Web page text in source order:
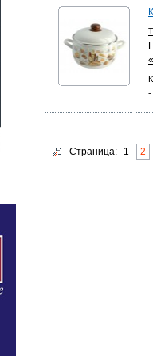
-
Страница: 1 2